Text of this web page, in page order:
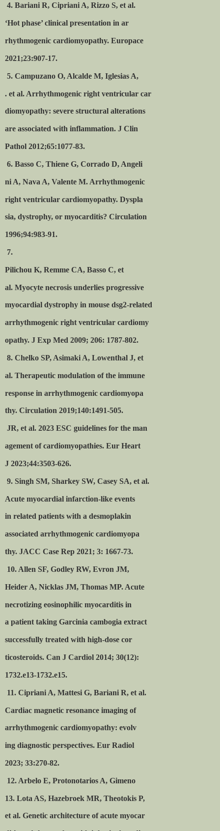
4. Bariani R, Cipriani A, Rizzo S, et al.
‘Hot phase’ clinical presentation in ar
rhythmogenic cardiomyopathy. Europace
2021;23:907-17.
5. Campuzano O, Alcalde M, Iglesias A,
. et al. Arrhythmogenic right ventricular car
diomyopathy: severe structural alterations
are associated with inflammation. J Clin
Pathol 2012;65:1077-83.
6. Basso C, Thiene G, Corrado D, Angeli
ni A, Nava A, Valente M. Arrhythmogenic
right ventricular cardiomyopathy. Dyspla
sia, dystrophy, or myocarditis? Circulation
1996;94:983-91.
7.
Pilichou K, Remme CA, Basso C, et
al. Myocyte necrosis underlies progressive
myocardial dystrophy in mouse dsg2-related
arrhythmogenic right ventricular cardiomy
opathy. J Exp Med 2009; 206: 1787-802.
8. Chelko SP, Asimaki A, Lowenthal J, et
al. Therapeutic modulation of the immune
response in arrhythmogenic cardiomyopa
thy. Circulation 2019;140:1491-505.
JR, et al. 2023 ESC guidelines for the man
agement of cardiomyopathies. Eur Heart
J 2023;44:3503-626.
9. Singh SM, Sharkey SW, Casey SA, et al.
Acute myocardial infarction-like events
in related patients with a desmoplakin
associated arrhythmogenic cardiomyopa
thy. JACC Case Rep 2021; 3: 1667-73.
10. Allen SF, Godley RW, Evron JM,
Heider A, Nicklas JM, Thomas MP. Acute
necrotizing eosinophilic myocarditis in
a patient taking Garcinia cambogia extract
successfully treated with high-dose cor
ticosteroids. Can J Cardiol 2014; 30(12):
1732.e13-1732.e15.
11. Cipriani A, Mattesi G, Bariani R, et al.
Cardiac magnetic resonance imaging of
arrhythmogenic cardiomyopathy: evolv
ing diagnostic perspectives. Eur Radiol
2023; 33:270-82.
12. Arbelo E, Protonotarios A, Gimeno
13. Lota AS, Hazebroek MR, Theotokis P,
et al. Genetic architecture of acute myocar